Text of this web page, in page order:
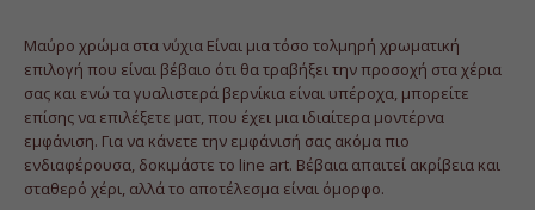
Μαύρο χρώμα στα νύχια Είναι μια τόσο τολμηρή χρωματική
επιλογή που είναι βέβαιο ότι θα τραβήξει την προσοχή στα χέρια
σας και ενώ τα γυαλιστερά βερνίκια είναι υπέροχα, μπορείτε
επίσης να επιλέξετε ματ, που έχει μια ιδιαίτερα μοντέρνα
εμφάνιση. Για να κάνετε την εμφάνισή σας ακόμα πιο
ενδιαφέρουσα, δοκιμάστε το line art. Βέβαια απαιτεί ακρίβεια και
σταθερό χέρι, αλλά το αποτέλεσμα είναι όμορφο.